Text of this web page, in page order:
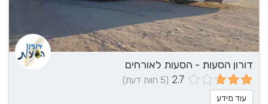
דורון הסעות - הסעות לאורחים
2.7 (5 חוות דעת)
עוד מידע